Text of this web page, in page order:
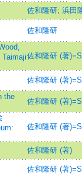
佐和隆研; 浜田
佐和隆研
佐和隆研 (著
佐和隆研 (著
the
佐和隆研 (著
佐和隆研 (著
佐和隆研 (著)
佐和隆研 (著